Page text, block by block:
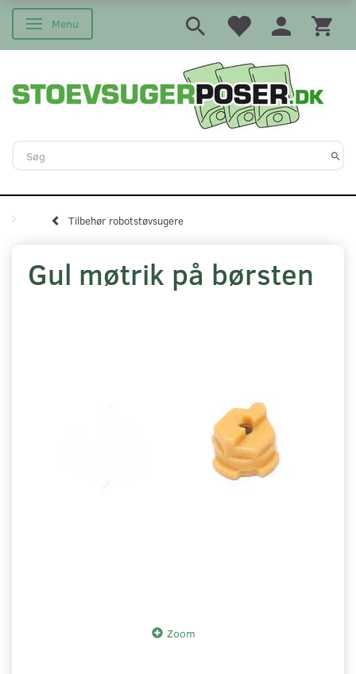
Skifte navigation
Menu
Tilbehør robotstøvsugere
Gul møtrik på børsten
Zoom